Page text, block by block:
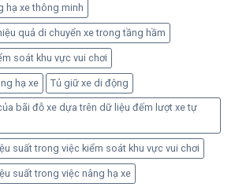
hạ xe thông minh
quả di chuyển xe trong tầng hầm
soát khu vực vui chơi
hạ xe Tủ giữ xe di động
bãi đỗ xe dựa trên dữ liệu đếm lượt xe tự
suất trong việc kiểm soát khu vực vui chơi
suất trong việc nâng hạ xe